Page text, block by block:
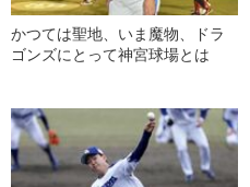
かつては聖地、いま魔物、ドラ
ゴンズにとって神宮球場とは